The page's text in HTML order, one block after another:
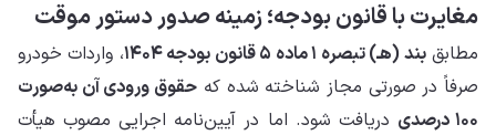
مغایرت با قانون بودجه؛ زمینه صدور دستور موقت
مطابقبند (هـ) تبصره ۱ ماده ۵ قانون بودجه ۱۴۰۴
، واردات خودرو
صرفاً در صورتی مجاز شناخته شده که حقوق ورودی آن به‌صورت
۱۰۰ درصدی
دریافت شود. اما در آیین‌نامه اجرایی مصوب هیأت